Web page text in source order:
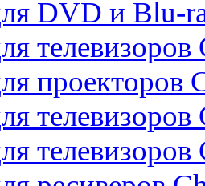
DVD и Blu-
телевизоров
проекторов
телевизоров
телевизоров